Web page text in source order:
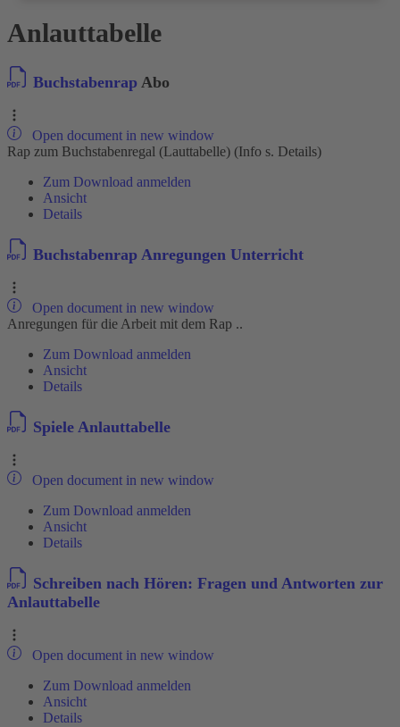
Anlauttabelle
Buchstabenrap Abo
Open document in new window
Rap zum Buchstabenregal (Lauttabelle) (Info s. Details)
Zum Download anmelden
Ansicht
Details
Buchstabenrap Anregungen Unterricht
Open document in new window
Anregungen für die Arbeit mit dem Rap ..
Zum Download anmelden
Ansicht
Details
Spiele Anlauttabelle
Open document in new window
Zum Download anmelden
Ansicht
Details
Schreiben nach Hören: Fragen und Antworten zur
Anlauttabelle
Open document in new window
Zum Download anmelden
Ansicht
Details